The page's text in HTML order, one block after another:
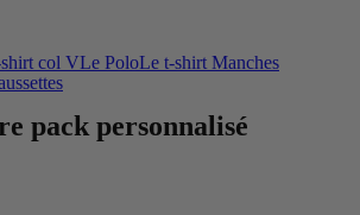
col VLe PoloLe t-shirt Manches
pack personnalisé